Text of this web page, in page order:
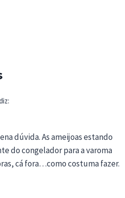
dúvida. As ameijoas estando
do congelador para a varoma
cá fora…como costuma fazer.